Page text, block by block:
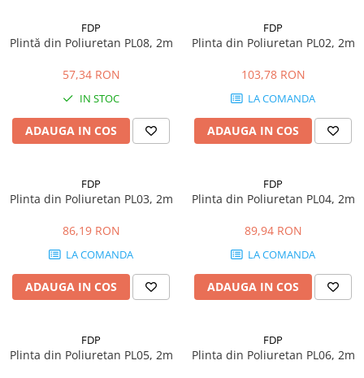
Aditivi pentru Șape
Amorse și Promotori de Aderență
Aditivi pentru Betoane și Mortare
Profile Glet
Profile Betoane
Reparare Beton, Subturnări și
Mortare Speciale
Gleturi
Decorative
Ancadramente Uși și Ferestre
Solbancuri / Pervaze
FDP
Plintă din Poliuretan PL08, 2m
57,34 RON
IN STOC
ADAUGA IN COS
FDP
Plinta din Poliuretan PL02, 2m
103,78 RON
LA COMANDA
ADAUGA IN COS
FDP
Plinta din Poliuretan PL03, 2m
86,19 RON
LA COMANDA
ADAUGA IN COS
FDP
Plinta din Poliuretan PL04, 2m
89,94 RON
LA COMANDA
ADAUGA IN COS
FDP
Plinta din Poliuretan PL05, 2m
FDP
Plinta din Poliuretan PL06, 2m